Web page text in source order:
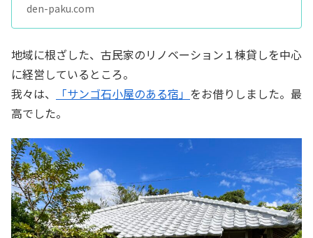
den-paku.com
地域に根ざした、古民家のリノベーション１棟貸しを中心
に経営しているところ。
我々は、
「サンゴ石小屋のある宿」 をお借りしました。最
高でした。